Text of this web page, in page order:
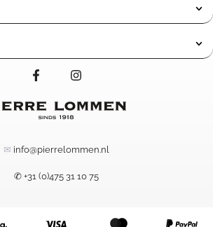
✉ info@pierrelommen.nl
✆ +31 (0)475 31 10 75